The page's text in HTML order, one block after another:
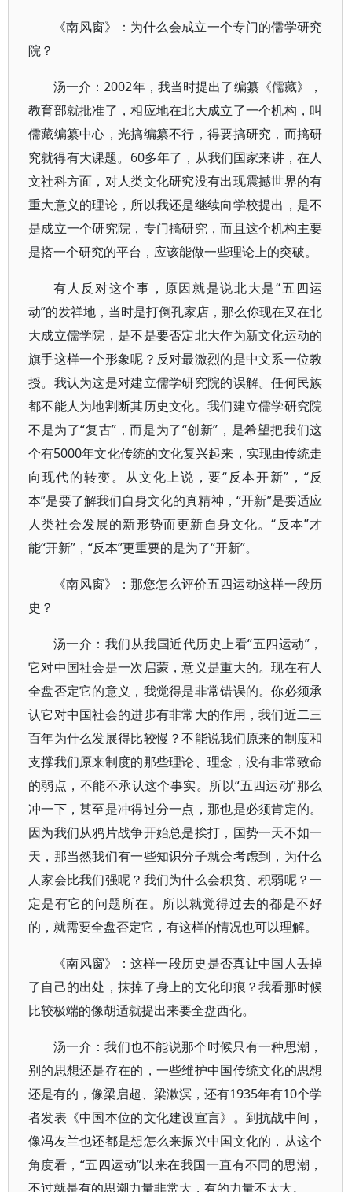
《南风窗》：为什么会成立一个专门的儒学研究
院？
汤一介：2002年，我当时提出了编纂《儒藏》，
教育部就批准了，相应地在北大成立了一个机构，叫
儒藏编纂中心，光搞编纂不行，得要搞研究，而搞研
究就得有大课题。60多年了，从我们国家来讲，在人
文社科方面，对人类文化研究没有出现震撼世界的有
重大意义的理论，所以我还是继续向学校提出，是不
是成立一个研究院，专门搞研究，而且这个机构主要
是搭一个研究的平台，应该能做一些理论上的突破。
有人反对这个事，原因就是说北大是“五四运
动”的发祥地，当时是打倒孔家店，那么你现在又在北
大成立儒学院，是不是要否定北大作为新文化运动的
旗手这样一个形象呢？反对最激烈的是中文系一位教
授。我认为这是对建立儒学研究院的误解。任何民族
都不能人为地割断其历史文化。我们建立儒学研究院
不是为了“复古”，而是为了“创新”，是希望把我们这
个有5000年文化传统的文化复兴起来，实现由传统走
向现代的转变。从文化上说，要“反本开新”，“反
本”是要了解我们自身文化的真精神，“开新”是要适应
人类社会发展的新形势而更新自身文化。“反本”才
能“开新”，“反本”更重要的是为了“开新”。
《南风窗》：那您怎么评价五四运动这样一段历
史？
汤一介：我们从我国近代历史上看“五四运动”，
它对中国社会是一次启蒙，意义是重大的。现在有人
全盘否定它的意义，我觉得是非常错误的。你必须承
认它对中国社会的进步有非常大的作用，我们近二三
百年为什么发展得比较慢？不能说我们原来的制度和
支撑我们原来制度的那些理论、理念，没有非常致命
的弱点，不能不承认这个事实。所以“五四运动”那么
冲一下，甚至是冲得过分一点，那也是必须肯定的。
因为我们从鸦片战争开始总是挨打，国势一天不如一
天，那当然我们有一些知识分子就会考虑到，为什么
人家会比我们强呢？我们为什么会积贫、积弱呢？一
定是有它的问题所在。所以就觉得过去的都是不好
的，就需要全盘否定它，有这样的情况也可以理解。
《南风窗》：这样一段历史是否真让中国人丢掉
了自己的出处，抹掉了身上的文化印痕？我看那时候
比较极端的像胡适就提出来要全盘西化。
汤一介：我们也不能说那个时候只有一种思潮，
别的思想还是存在的，一些维护中国传统文化的思想
还是有的，像梁启超、梁漱溟，还有1935年有10个学
者发表《中国本位的文化建设宣言》。到抗战中间，
像冯友兰也还都是想怎么来振兴中国文化的，从这个
角度看，“五四运动”以来在我国一直有不同的思潮，
不过就是有的思潮力量非常大，有的力量不太大。